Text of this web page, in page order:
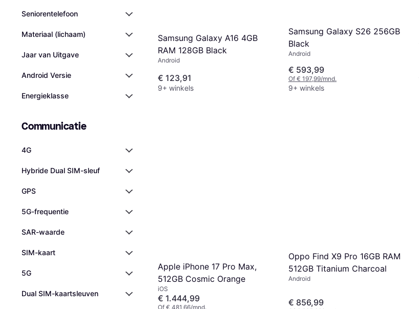
Seniorentelefoon
Materiaal (lichaam)
Jaar van Uitgave
Android Versie
Energieklasse
Communicatie
4G
Hybride Dual SIM-sleuf
GPS
5G-frequentie
SAR-waarde
SIM-kaart
5G
Dual SIM-kaartsleuven
Samsung Galaxy A16 4GB
RAM 128GB Black
Android
€ 123,91
9+ winkels
Samsung Galaxy S26 256GB
Black
Android
€ 593,99
Of € 197,99/mnd.
9+ winkels
Apple iPhone 17 Pro Max,
512GB Cosmic Orange
iOS
€ 1.444,99
Of € 481,66/mnd.
Oppo Find X9 Pro 16GB RAM
512GB Titanium Charcoal
Android
€ 856,99